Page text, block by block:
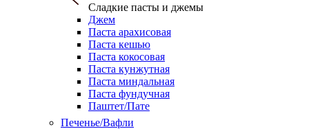
Сладкие пасты и джемы
Джем
Паста арахисовая
Паста кешью
Паста кокосовая
Паста кунжутная
Паста миндальная
Паста фундучная
Паштет/Пате
Печенье/Вафли